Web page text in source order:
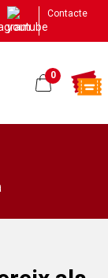
Contacte
0